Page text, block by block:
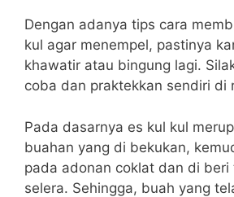
Dengan adanya tips cara
kul agar menempel, pastinya
khawatir atau bingung lagi.
coba dan praktekkan sendiri di
Pada dasarnya es kul kul
buahan yang di bekukan,
pada adonan coklat dan di beri
selera. Sehingga, buah yang